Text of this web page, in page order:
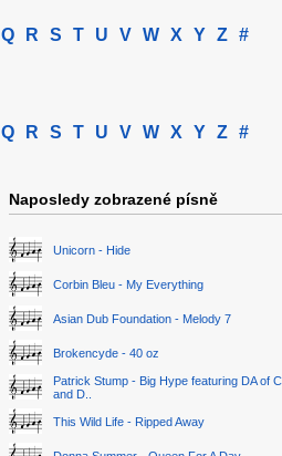
Q R S T U V W X Y Z #
Q R S T U V W X Y Z #
Naposledy zobrazené písně
Unicorn - Hide
Corbin Bleu - My Everything
Asian Dub Foundation - Melody 7
Brokencyde - 40 oz
Patrick Stump - Big Hype featuring DA of
and D..
This Wild Life - Ripped Away